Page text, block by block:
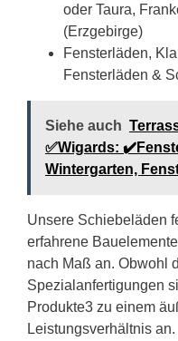
oder Taura,
(Erzgebirge)
Fensterläden,
Fensterläden &
Siehe auch
✅Wigards:
Wintergarten,
Unsere Schiebeläden
erfahrene
nach Maß an. Obwohl
Spezialanfertigungen
Produkte3 zu einem
Leistungsverhältnis an.